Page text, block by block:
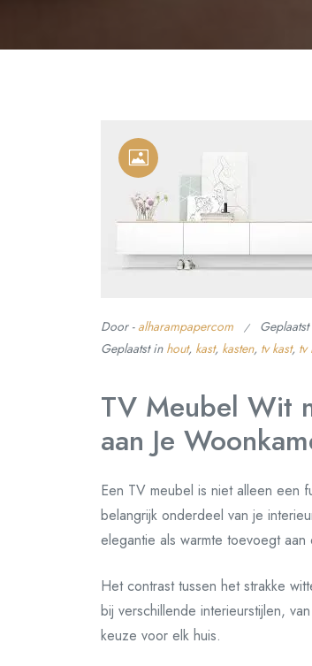
Door - alharampapercom
Geplaatst in hout, kast, kasten, tv kast, tv
TV Meubel Wit
aan Je
Een TV meubel is niet alleen een
belangrijk onderdeel van je
elegantie als warmte toevoegt aan
Het contrast tussen het strakke
bij verschillende interieurstijlen,
keuze voor elk huis.